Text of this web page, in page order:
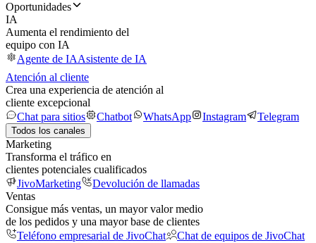
Oportunidades
IA
Aumenta el rendimiento del
equipo con IA
Agente de IAAsistente de IA
Atención al cliente
Crea una experiencia de atención al
cliente excepcional
Chat para sitios
Chatbot WhatsApp Instagram Telegram
Todos los canales
Marketing
Transforma el tráfico en
clientes potenciales cualificados
JivoMarketing
Devolución de llamadas
Ventas
Consigue más ventas, un mayor valor medio
de los pedidos y una mayor base de clientes
Teléfono empresarial de JivoChat
Chat de equipos de JivoChat